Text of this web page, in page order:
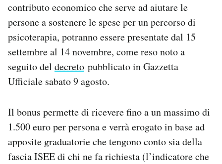
SHOP
CALENDARIO
AREA PERSONALE
Notifiche mobile
Regala il Post
Hai bisogno di aiuto?
Esci
contributo economico che serve ad aiutare le
persone a sostenere le spese per un percorso di
psicoterapia, potranno essere presentate dal 15
settembre al 14 novembre, come reso noto a
seguito del decreto pubblicato in Gazzetta
Ufficiale sabato 9 agosto.
Il bonus permette di ricevere fino a un massimo di
1.500 euro per persona e verrà erogato in base ad
apposite graduatorie che tengono conto sia della
fascia ISEE di chi ne fa richiesta (l’indicatore che